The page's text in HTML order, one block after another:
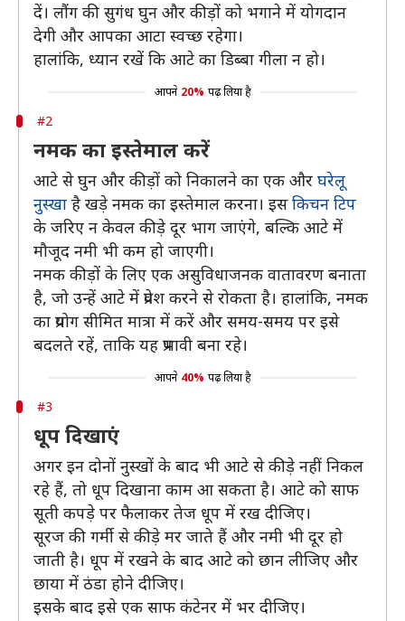
दें। लौंग की सुगंध घुन और कीड़ों को भगाने में योगदान
देगी और आपका आटा स्वच्छ रहेगा।
हालांकि, ध्यान रखें कि आटे का डिब्बा गीला न हो।
आपने 20% पढ़ लिया है
#2
नमक का इस्तेमाल करें
आटे से घुन और कीड़ों को निकालने का एक और घरेलू
नुस्खा है खड़े नमक का इस्तेमाल करना। इसकिचन टिप
के जरिए न केवल कीड़े दूर भाग जाएंगे, बल्कि आटे में
मौजूद नमी भी कम हो जाएगी।
नमक कीड़ों के लिए एक असुविधाजनक वातावरण बनाता
है, जो उन्हें आटे में प्रवेश करने से रोकता है। हालांकि, नमक
का प्रयोग सीमित मात्रा में करें और समय-समय पर इसे
बदलते रहें, ताकि यह प्रभावी बना रहे।
आपने 40% पढ़ लिया है
#3
धूप दिखाएं
अगर इन दोनों नुस्खों के बाद भी आटे से कीड़े नहीं निकल
रहे हैं, तो धूप दिखाना काम आ सकता है। आटे को साफ
सूती कपड़े पर फैलाकर तेज धूप में रख दीजिए।
सूरज की गर्मी से कीड़े मर जाते हैं और नमी भी दूर हो
जाती है। धूप में रखने के बाद आटे को छान लीजिए और
छाया में ठंडा होने दीजिए।
इसके बाद इसे एक साफ कंटेनर में भर दीजिए।